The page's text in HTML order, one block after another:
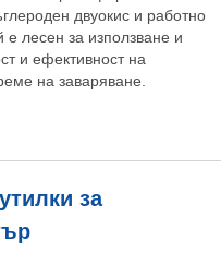
двуокис и работно
е лесен за използване и
и ефективност на
на заваряване.
за